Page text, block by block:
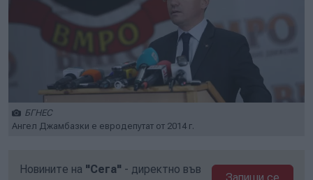
БГНЕС
Ангел Джамбазки е евродепутат от 2014 г.
Новините на "Сега" - директно във